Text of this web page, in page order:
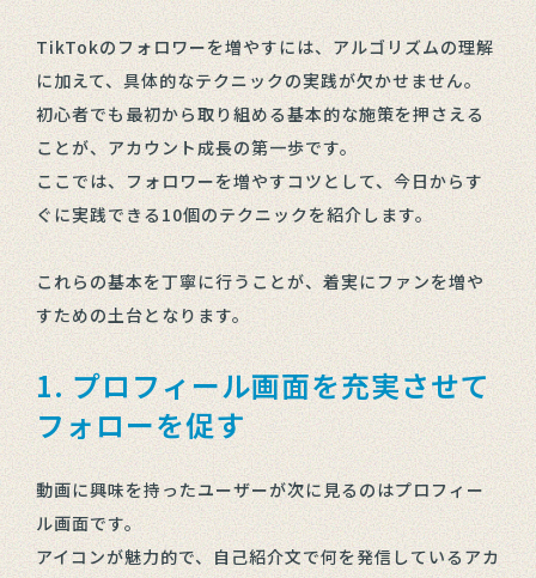
TikTokのフォロワーを増やすには、アルゴリズムの理解
に加えて、具体的なテクニックの実践が欠かせません。
初心者でも最初から取り組める基本的な施策を押さえる
ことが、アカウント成長の第一歩です。
ここでは、フォロワーを増やすコツとして、今日からす
ぐに実践できる10個のテクニックを紹介します。
これらの基本を丁寧に行うことが、着実にファンを増や
すための土台となります。
1. プロフィール画面を充実させて
フォローを促す
動画に興味を持ったユーザーが次に見るのはプロフィー
ル画面です。
アイコンが魅力的で、自己紹介文で何を発信しているアカ